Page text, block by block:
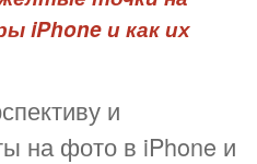
iPhone и как их
и
на фото в iPhone и